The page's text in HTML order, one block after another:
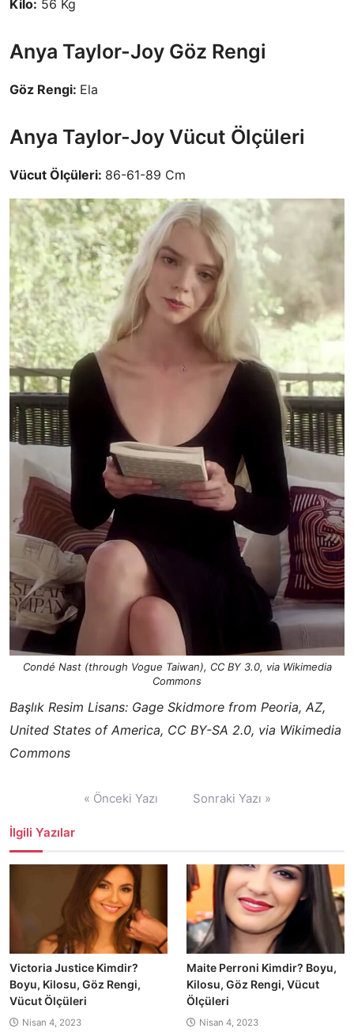
Kilo: 56 Kg
Anya Taylor-Joy Göz Rengi
Göz Rengi: Ela
Anya Taylor-Joy Vücut Ölçüleri
Vücut Ölçüleri: 86-61-89 Cm
Condé Nast (through Vogue Taiwan), CC BY 3.0, via Wikimedia
Commons
Başlık Resim Lisans: Gage Skidmore from Peoria, AZ,
United States of America, CC BY-SA 2.0, via Wikimedia
Commons
« Önceki Yazı Sonraki Yazı »
İlgili Yazılar
Victoria Justice Kimdir?
Boyu, Kilosu, Göz Rengi,
Vücut Ölçüleri
Nisan 4, 2023
Maite Perroni Kimdir? Boyu,
Kilosu, Göz Rengi, Vücut
Ölçüleri
Nisan 4, 2023